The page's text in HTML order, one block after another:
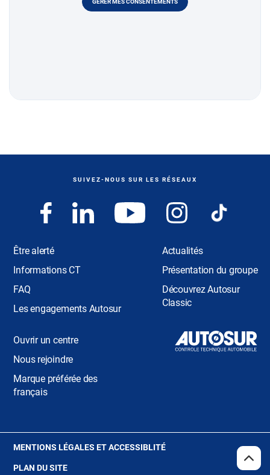
GÉRER MES CONSENTEMENTS
EN
SUIVEZ-NOUS SUR LES RÉSEAUX
Être alerté
Informations CT
FAQ
Les engagements Autosur
Actualités
Présentation du groupe
Découvrez Autosur
Classic
Ouvrir un centre
Nous rejoindre
Marque préférée des
français
MENTIONS LÉGALES ET ACCESSIBLITÉ(OUVRE
PLAN DU SITE